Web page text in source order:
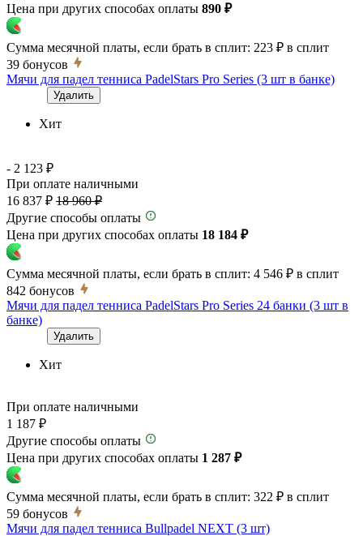
Цена при других способах оплаты 890 ₽
Сумма месячной платы, если брать в сплит: 223 ₽ в сплит
39 бонусов
Мячи для падел тенниса PadelStars Pro Series (3 шт в банке)
Удалить
Хит
- 2 123 ₽
При оплате наличными
16 837 ₽ 18 960 ₽
Другие способы оплаты
Цена при других способах оплаты 18 184 ₽
Сумма месячной платы, если брать в сплит: 4 546 ₽ в сплит
842 бонусов
Мячи для падел тенниса PadelStars Pro Series 24 банки (3 шт в
банке)
Удалить
Хит
При оплате наличными
1 187 ₽
Другие способы оплаты
Цена при других способах оплаты 1 287 ₽
Сумма месячной платы, если брать в сплит: 322 ₽ в сплит
59 бонусов
Мячи для падел тенниса Bullpadel NEXT (3 шт)